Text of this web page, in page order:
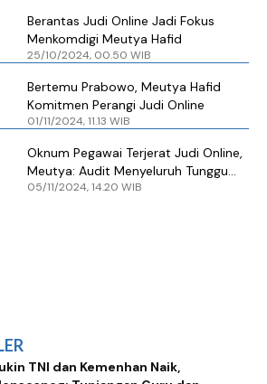
Berantas Judi Online Jadi Fokus
Menkomdigi Meutya Hafid
25/10/2024, 00.50 WIB
Bertemu Prabowo, Meutya Hafid
Komitmen Perangi Judi Online
01/11/2024, 11.13 WIB
Oknum Pegawai Terjerat Judi Online,
Meutya: Audit Menyeluruh Tunggu
Penyelidikan Polisi Rampung
05/11/2024, 14.20 WIB
TNI dan Kemenhan Naik,